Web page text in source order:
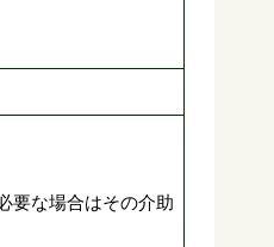
要な場合はその介助